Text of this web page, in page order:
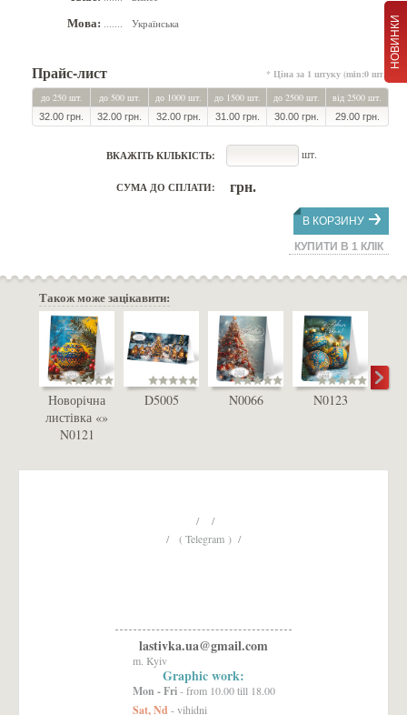
НОВИНКИ
Мова: Українська
Прайс-лист
* Ціна за 1 штуку (min:0 шт.)
до 250 шт.
до 500 шт. до 1000 шт. до 1500 шт. до 2500 шт. від 2500 шт.
32.00 грн. 32.00 грн. 32.00 грн. 31.00 грн. 30.00 грн. 29.00 грн.
ВКАЖІТЬ КІЛЬКІСТЬ: шт.
СУМА ДО СПЛАТИ: грн.
В КОРЗИНУ
КУПИТИ В 1 КЛІК
Також може зацікавити:
Новорічна
листівка «»
N0121
D5005 N0066 N0123
/ /
/ ( Telegram ) /
lastivka.ua@gmail.com
m. Kyiv
Graphic work:
Mon - Fri- from 10.00 till 18.00
Sat, Nd - vihidni